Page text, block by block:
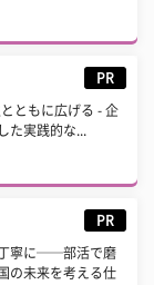
PR
ともに広げる - 企
た実践的な...
PR
丁寧に──部活で磨
の未来を考える仕